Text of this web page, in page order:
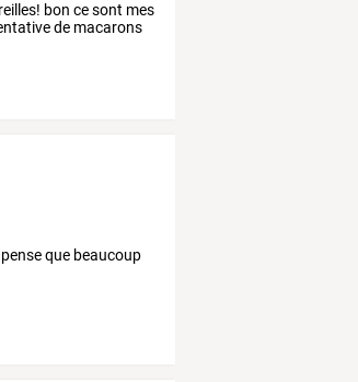
bon ce sont mes
de macarons
que beaucoup